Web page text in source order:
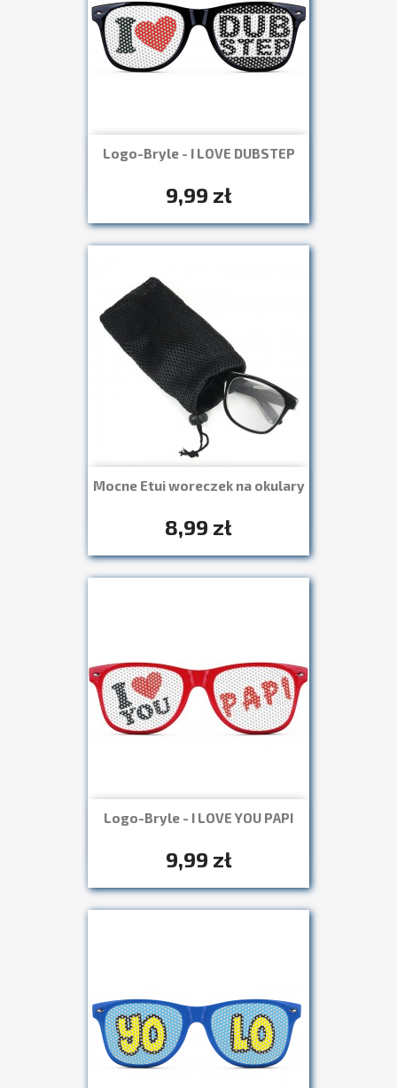
Logo-Bryle - I LOVE DUBSTEP
9,99 zł
Szybki podgląd
Mocne Etui woreczek na okulary
8,99 zł
Szybki podgląd
Logo-Bryle - I LOVE YOU PAPI
9,99 zł
Szybki podgląd